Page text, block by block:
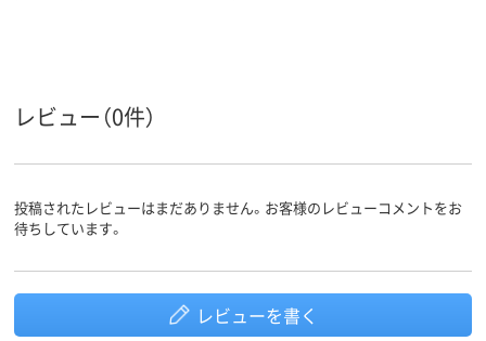
レビュー（0件）
投稿されたレビューはまだありません。お客様のレビューコメントをお
待ちしています。
レビューを書く